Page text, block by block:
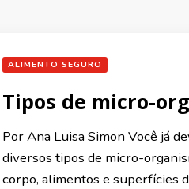
ALIMENTO SEGURO
Tipos de micro-
Por Ana Luisa Simon Você já
diversos tipos de micro-
corpo, alimentos e superfícies